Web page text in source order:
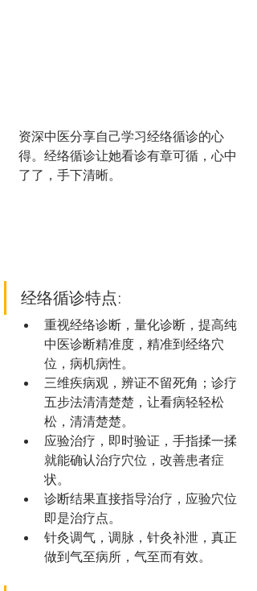
资深中医分享自己学习经络循诊的心
得。经络循诊让她看诊有章可循，心中
了了，手下清晰。
经络循诊特点:
重视经络诊断，量化诊断，提高纯
中医诊断精准度，精准到经络穴
位，病机病性。
三维疾病观，辨证不留死角；诊疗
五步法清清楚楚，让看病轻轻松
松，清清楚楚。
应验治疗，即时验证，手指揉一揉
就能确认治疗穴位，改善患者症
状。
诊断结果直接指导治疗，应验穴位
即是治疗点。
针灸调气，调脉，针灸补泄，真正
做到气至病所，气至而有效。